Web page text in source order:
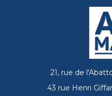
21, rue de
43 rue Henri